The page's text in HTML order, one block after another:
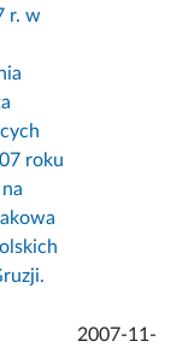
r. w
roku
2007-11-